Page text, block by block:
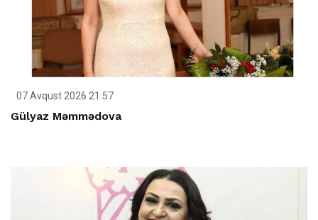
07 Avqust 2026 21:57
Gülyaz Məmmədova